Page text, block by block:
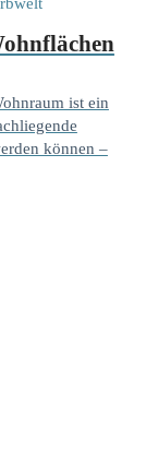
ist ein
können –